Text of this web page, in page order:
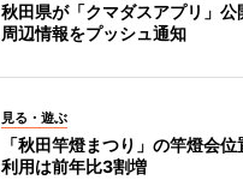
秋田県が「クマダスアプリ」
周辺情報をプッシュ通知
見る・遊ぶ
「秋田竿燈まつり」の竿燈会
利用は前年比3割増